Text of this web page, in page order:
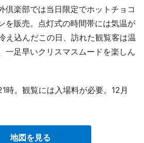
楽部では当日限定でホットチョコ
を販売。点灯式の時間帯には気温が
え込んだこの日、訪れた観覧客は温
一足早いクリスマスムードを楽しん
時。観覧には入場料が必要。12月
地図を見る